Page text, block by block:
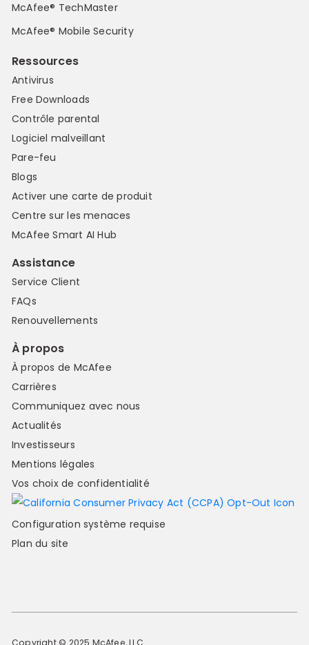
McAfee® TechMaster
McAfee® Mobile Security
Ressources
Antivirus
Free Downloads
Contrôle parental
Logiciel malveillant
Pare-feu
Blogs
Activer une carte de produit
Centre sur les menaces
McAfee Smart AI Hub
Assistance
Service Client
FAQs
Renouvellements
À propos
À propos de McAfee
Carrières
Communiquez avec nous
Actualités
Investisseurs
Mentions légales
Vos choix de confidentialité
Configuration système requise
Plan du site